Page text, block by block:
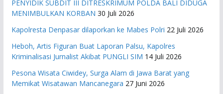
PENYIDIK SUBDIT III DITRESKRIMUM POLDA BALI DIDUGA
MENIMBULKAN KORBAN 30 Juli 2026
Kapolresta Denpasar dilaporkan ke Mabes Polri 22 Juli 2026
Heboh, Artis Figuran Buat Laporan Palsu, Kapolres
Kriminalisasi Jurnalist Akibat PUNGLI SIM 14 Juli 2026
Pesona Wisata Ciwidey, Surga Alam di Jawa Barat yang
Memikat Wisatawan Mancanegara 27 Juni 2026